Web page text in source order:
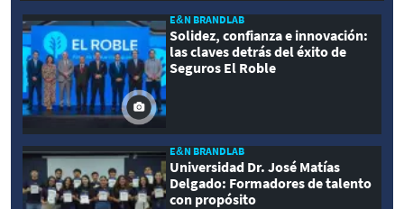
E&N BRANDLAB
Solidez, confianza e innovación:
las claves detrás del éxito de
Seguros El Roble
E&N BRANDLAB
Universidad Dr. José Matías
Delgado: Formadores de talento
con propósito